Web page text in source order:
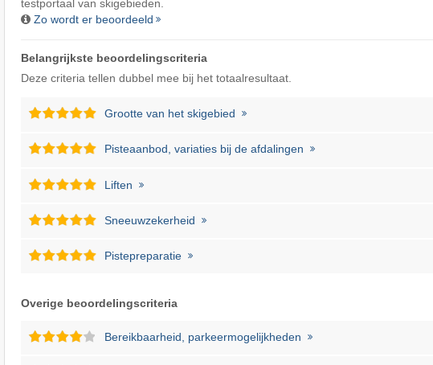
testportaal van skigebieden.
Zo wordt er beoordeeld
Belangrijkste beoordelingscriteria
Deze criteria tellen dubbel mee bij het totaalresultaat.
Grootte van het skigebied
Pisteaanbod, variaties bij de afdalingen
Liften
Sneeuwzekerheid
Pistepreparatie
Overige beoordelingscriteria
Bereikbaarheid, parkeermogelijkheden